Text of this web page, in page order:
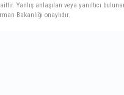
Yanlış anlaşılan veya yanıltıcı
Bakanlığı onaylıdır.